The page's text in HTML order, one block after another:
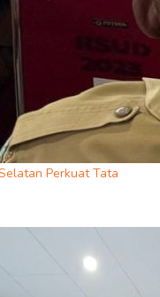
Perkuat Tata